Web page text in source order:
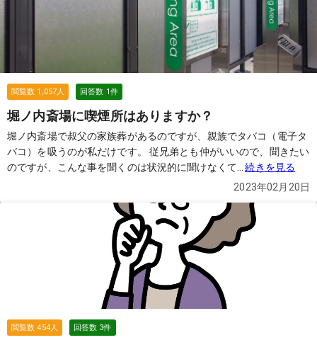
で、 結局は思っていたよりも高額になってしまい、正直納得がいっ
たが、 最終的にかかる総額を含め、できるだけ安く対応してくれる
相場や、 実際に利用して良かった葬儀社があれば教えていただきた
いです。 皆さまのおすすめをぜひ伺いたいです。
閲覧数 1,057人 回答数 1件
堀ノ内斎場に喫煙所はありますか？
堀ノ内斎場で叔父の家族葬があるのですが、親族でタバコ（電子タ
バコ）を吸うのが私だけです。 従兄弟とも仲がいいので、聞きたい
のですが、こんな事を聞くのは状況的に聞けなくて...
続きを見る
2023年02月20日
閲覧数454人 回答数 3件